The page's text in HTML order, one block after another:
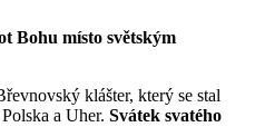
Bohu místo světským
klášter, který se stal
a Uher. Svátek svatého